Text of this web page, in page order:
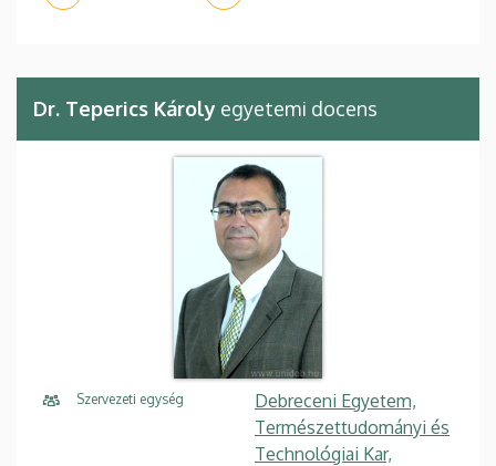
Dr. Teperics Károly egyetemi docens
Szervezeti egység
Debreceni Egyetem,
Természettudományi és
Technológiai Kar,